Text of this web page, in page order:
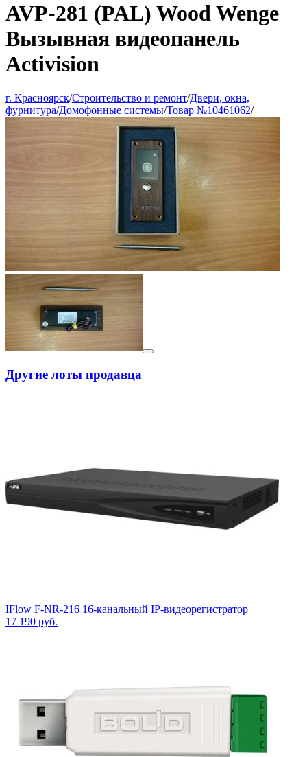
AVP-281 (PAL) Wood Wenge
Вызывная видеопанель
Activision
г. Красноярск/Строительство и ремонт/Двери, окна,
фурнитура/Домофонные системы/Товар №10461062/
Другие лоты продавца
IFlow F-NR-216 16-канальный IP-видеорегистратор
17 190 руб.